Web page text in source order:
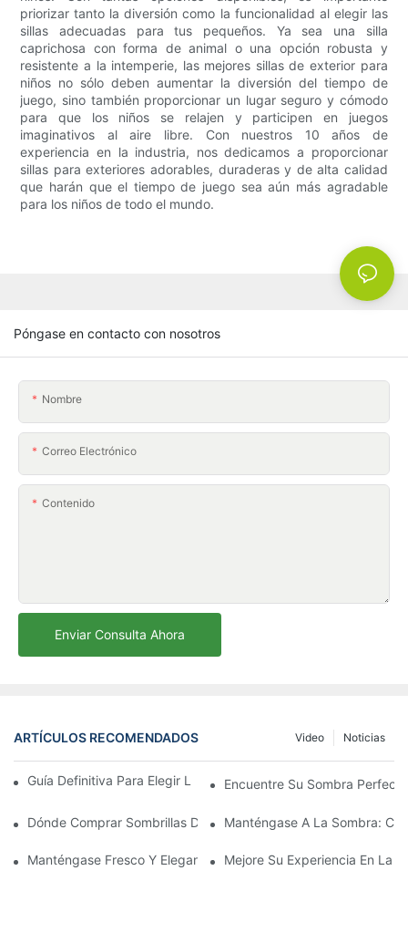
priorizar tanto la diversión como la funcionalidad al elegir las
sillas adecuadas para tus pequeños. Ya sea una silla
caprichosa con forma de animal o una opción robusta y
resistente a la intemperie, las mejores sillas de exterior para
niños no sólo deben aumentar la diversión del tiempo de
juego, sino también proporcionar un lugar seguro y cómodo
para que los niños se relajen y participen en juegos
imaginativos al aire libre. Con nuestros 10 años de
experiencia en la industria, nos dedicamos a proporcionar
sillas para exteriores adorables, duraderas y de alta calidad
que harán que el tiempo de juego sea aún más agradable
para los niños de todo el mundo.
Póngase en contacto con nosotros
Nombre
Correo Electrónico
Contenido
Enviar Consulta Ahora
ARTÍCULOS RECOMENDADOS Noticias
Video
Guía Definitiva Para Elegir La Sombrilla De Playa Perfecta
Encuentre Su Sombra
Dónde Comprar Sombrillas De Playa: Las Mejores Tiendas
Manténgase A La Sombra:
Manténgase Fresco Y Elegante Con Las Mejores Sombrillas
Mejore Su Experiencia En La